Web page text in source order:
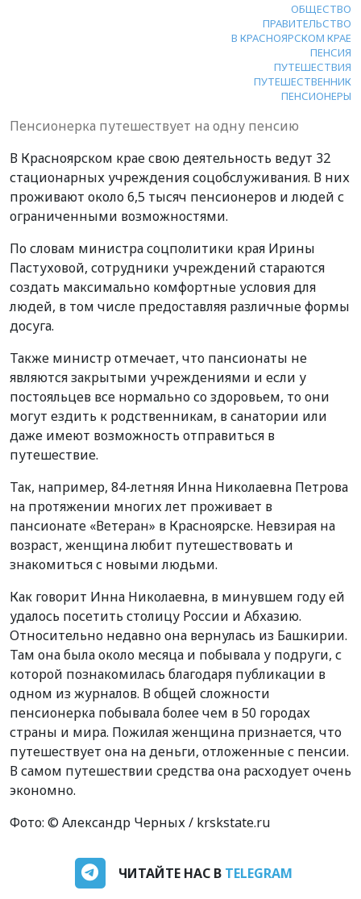
ОБЩЕСТВО
ПРАВИТЕЛЬСТВО
В КРАСНОЯРСКОМ КРАЕ
ПЕНСИЯ
ПУТЕШЕСТВИЯ
ПУТЕШЕСТВЕННИК
ПЕНСИОНЕРЫ
Пенсионерка путешествует на одну пенсию
В Красноярском крае свою деятельность ведут 32
стационарных учреждения соцобслуживания. В них
проживают около 6,5 тысяч пенсионеров и людей с
ограниченными возможностями.
По словам министра соцполитики края Ирины
Пастуховой, сотрудники учреждений стараются
создать максимально комфортные условия для
людей, в том числе предоставляя различные формы
досуга.
Также министр отмечает, что пансионаты не
являются закрытыми учреждениями и если у
постояльцев все нормально со здоровьем, то они
могут ездить к родственникам, в санатории или
даже имеют возможность отправиться в
путешествие.
Так, например, 84-летняя Инна Николаевна Петрова
на протяжении многих лет проживает в
пансионате «Ветеран» в Красноярске. Невзирая на
возраст, женщина любит путешествовать и
знакомиться с новыми людьми.
Как говорит Инна Николаевна, в минувшем году ей
удалось посетить столицу России и Абхазию.
Относительно недавно она вернулась из Башкирии.
Там она была около месяца и побывала у подруги, с
которой познакомилась благодаря публикации в
одном из журналов. В общей сложности
пенсионерка побывала более чем в 50 городах
страны и мира. Пожилая женщина признается, что
путешествует она на деньги, отложенные с пенсии.
В самом путешествии средства она расходует очень
экономно.
Фото: © Александр Черных / krskstate.ru
ЧИТАЙТЕ НАС В TELEGRAM